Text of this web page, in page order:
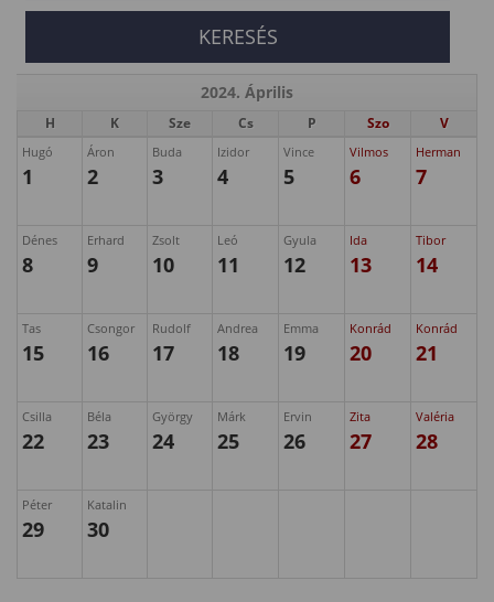
2024. Április
H K Sze Cs P Szo V
Hugó
1
Áron
2
Buda
3
Izidor
4
Vince
5
Vilmos
6
Herman
7
Dénes
8
Erhard
9
Zsolt
10
Leó
11
Gyula
12
Ida
13
Tibor
14
Tas
15
Csongor
16
Rudolf
17
Andrea
18
Emma
19
Konrád
20
Konrád
21
Csilla
22
Béla
23
György
24
Márk
25
Ervin
26
Zita
27
Valéria
28
Péter
29
Katalin
30